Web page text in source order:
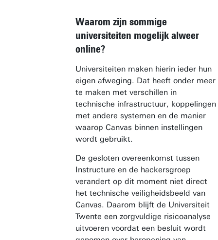
Waarom zijn sommige
universiteiten mogelijk alweer
online?
Universiteiten maken hierin ieder hun
eigen afweging. Dat heeft onder meer
te maken met verschillen in
technische infrastructuur, koppelingen
met andere systemen en de manier
waarop Canvas binnen instellingen
wordt gebruikt.
De gesloten overeenkomst tussen
Instructure en de hackersgroep
verandert op dit moment niet direct
het technische veiligheidsbeeld van
Canvas. Daarom blijft de Universiteit
Twente een zorgvuldige risicoanalyse
uitvoeren voordat een besluit wordt